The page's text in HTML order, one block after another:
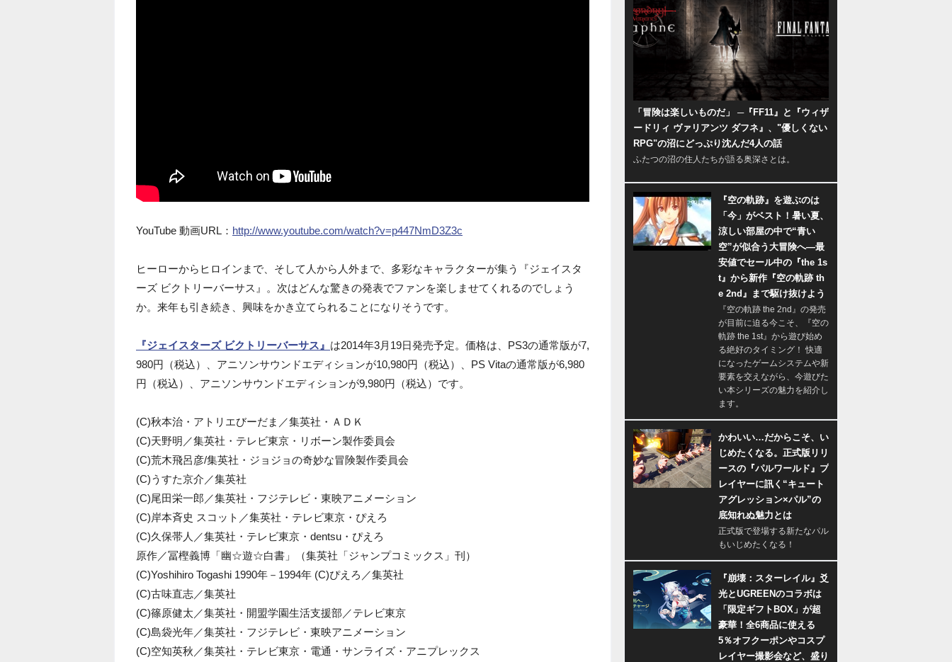
YouTube 動画URL： http://www.youtube.com/watch?v=p447NmD3Z3c
ヒーローからヒロインまで、そして人から人外まで、多彩なキャラクターが集う『ジェイスタ
ーズ ビクトリーバーサス』。次はどんな驚きの発表でファンを楽しませてくれるのでしょう
か。来年も引き続き、興味をかき立てられることになりそうです。
『ジェイスターズ ビクトリーバーサス』 は2014年3月19日発売予定。価格は、PS3の通常版が7,
980円（税込）、アニソンサウンドエディションが10,980円（税込）、PS Vitaの通常版が6,980
円（税込）、アニソンサウンドエディションが9,980円（税込）です。
(C)秋本治・アトリエびーだま／集英社・ＡＤＫ
(C)天野明／集英社・テレビ東京・リボーン製作委員会
(C)荒木飛呂彦/集英社・ジョジョの奇妙な冒険製作委員会
(C)うすた京介／集英社
(C)尾田栄一郎／集英社・フジテレビ・東映アニメーション
(C)岸本斉史 スコット／集英社・テレビ東京・ぴえろ
(C)久保帯人／集英社・テレビ東京・dentsu・ぴえろ
原作／冨樫義博「幽☆遊☆白書」（集英社「ジャンプコミックス」刊）
(C)Yoshihiro Togashi 1990年－1994年 (C)ぴえろ／集英社
(C)古味直志／集英社
(C)篠原健太／集英社・開盟学園生活支援部／テレビ東京
(C)島袋光年／集英社・フジテレビ・東映アニメーション
(C)空知英秋／集英社・テレビ東京・電通・サンライズ・アニプレックス
「冒険は楽しいものだ」 ─『FF11』と『ウィザ
ードリィ ヴァリアンツ ダフネ』、"優しくない
RPG"の沼にどっぷり沈んだ4人の話
ふたつの沼の住人たちが語る奥深さとは。
『空の軌跡』を遊ぶのは
「今」がベスト！暑い夏、
涼しい部屋の中で“青い
空”が似合う大冒険へ―最
安値でセール中の『the 1s
t』から新作『空の軌跡 th
e 2nd』まで駆け抜けよう
『空の軌跡 the 2nd』の発売
が目前に迫る今こそ、『空の
軌跡 the 1st』から遊び始め
る絶好のタイミング！ 快適
になったゲームシステムや新
要素を交えながら、今遊びた
い本シリーズの魅力を紹介し
ます。
かわいい…だからこそ、い
じめたくなる。正式版リリ
ースの『パルワールド』プ
レイヤーに訊く“キュート
アグレッション×パル”の
底知れぬ魅力とは
正式版で登場する新たなパル
もいじめたくなる！
『崩壊：スターレイル』爻
光とUGREENのコラボは
「限定ギフトBOX」が超
豪華！全6商品に使える
5％オフクーポンやコスプ
レイヤー撮影会など、盛り